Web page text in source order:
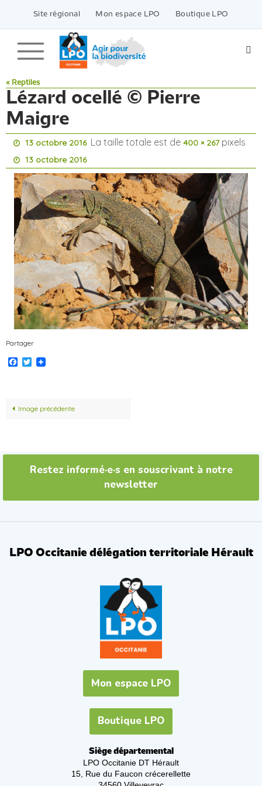
contenu
Site régional Mon espace LPO Boutique LPO
« Reptiles
Lézard ocellé © Pierre
Maigre
13 octobre 2016 La taille totale est de400 × 267pixels
13 octobre 2016
Partager
Facebook
Twitter
Image précédente
Restez informé·e·s en souscrivant à notre
newsletter
LPO Occitanie délégation territoriale Hérault
Mon espace LPO
Boutique LPO
Siège départemental
LPO Occitanie DT Hérault
15, Rue du Faucon crécerellette